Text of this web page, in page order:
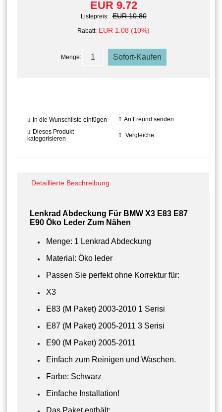
EUR 9.72
Listepreis: EUR 10.80
Rabatt: EUR 1.08 (10%)
Menge:
In die Wunschliste einfügen
An Freund senden
Dieses Produkt
kategorisieren
Vergleiche
Detaillierte Beschreibung
Lenkrad Abdeckung Für BMW X3 E83 E87
E90 Öko Leder Zum Nähen
Menge: 1 Lenkrad Abdeckung
Material: Öko leder
Passen Sie perfekt ohne Korrektur für:
X3
E83 (M Paket) 2003-2010 1 Serisi
E87 (M Paket) 2005-2011 3 Serisi
E90 (M Paket) 2005-2011
Einfach zum Reinigen und Waschen.
Farbe: Schwarz
Einfache Installation!
Das Paket enthält: